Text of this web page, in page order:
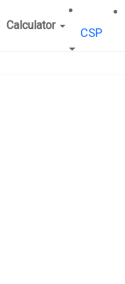
Calculator
CSP